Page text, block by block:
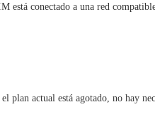
está conectado a una red
plan actual está agotado, no hay